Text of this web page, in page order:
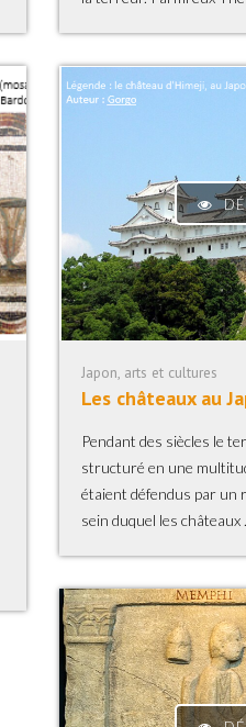
Japon, arts et cultures
Les châteaux au
Pendant des siècles le
structuré en une
étaient défendus par un
sein duquel les châteaux